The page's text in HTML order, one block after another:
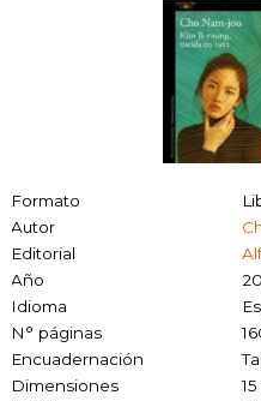
Formato
Autor
Editorial
Año
Idioma
N° páginas
Encuadernación
Dimensiones